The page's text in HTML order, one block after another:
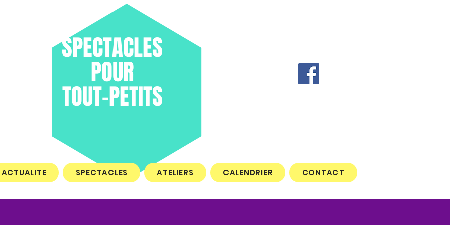
SPECTACLES
POUR
TOUT-PETITS
ACTUALITE SPECTACLES ATELIERS CALENDRIER CONTACT